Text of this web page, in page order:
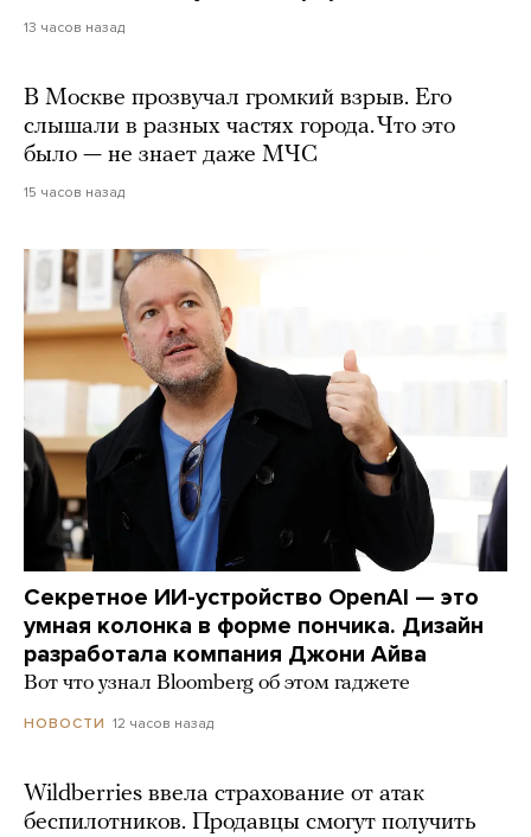
13 часов назад
В Москве прозвучал громкий взрыв. Его
слышали в разных частях города. Что это
было — не знает даже МЧС
15 часов назад
Секретное ИИ-устройство OpenAI — это
умная колонка в форме пончика. Дизайн
разработала компания Джони Айва
Вот что узнал Bloomberg об этом гаджете
НОВОСТИ 12 часов назад
Wildberries ввела страхование от атак
беспилотников. Продавцы смогут получить